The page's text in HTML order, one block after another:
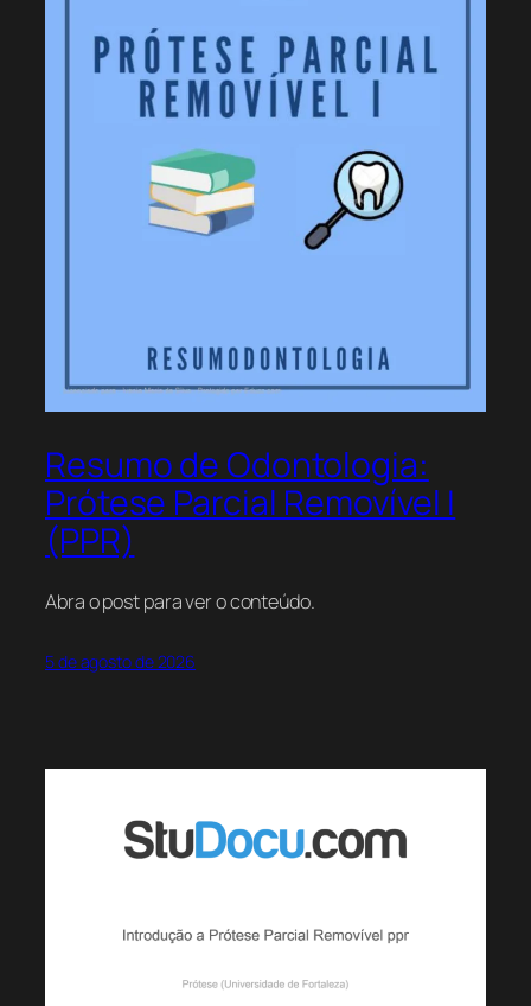
Resumo de Odontologia:
Prótese Parcial Removível I
(PPR)
Abra o post para ver o conteúdo.
5 de agosto de 2026